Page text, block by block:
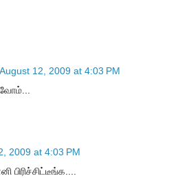
August 12, 2009 at 4:03 PM
2009 at 4:03 PM
பிரிச்சிட்டீங்க....